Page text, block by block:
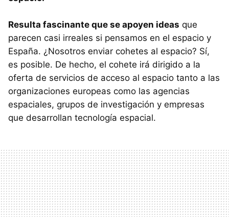
Resulta fascinante que se apoyen ideas que
parecen casi irreales si pensamos en el espacio y
España. ¿Nosotros enviar cohetes al espacio? Sí,
es posible. De hecho, el cohete irá dirigido a la
oferta de servicios de acceso al espacio tanto a las
organizaciones europeas como las agencias
espaciales, grupos de investigación y empresas
que desarrollan tecnología espacial.